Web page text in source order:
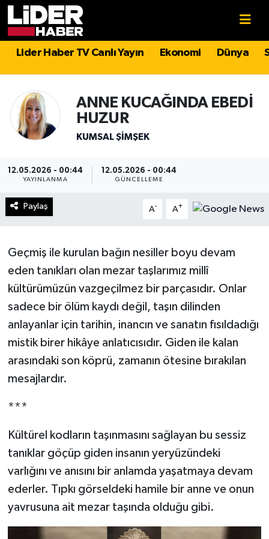
Lider Haber TV Canlı Yayın Ekonomi Dünya
ANNE KUCAĞINDA EBEDİ
HUZUR
KUMSAL ŞIMŞEK
12.05.2026 - 00:44
YAYINLANMA
12.05.2026 - 00:44
GÜNCELLEME
Paylaş A- A+
Geçmiş ile kurulan bağın nesiller boyu devam
eden tanıkları olan mezar taşlarımız millî
kültürümüzün vazgeçilmez bir parçasıdır. Onlar
sadece bir ölüm kaydı değil, taşın dilinden
anlayanlar için tarihin, inancın ve sanatın fısıldadığı
mistik birer hikâye anlatıcısıdır. Giden ile kalan
arasındaki son köprü, zamanın ötesine bırakılan
mesajlardır.
***
Kültürel kodların taşınmasını sağlayan bu sessiz
tanıklar göçüp giden insanın yeryüzündeki
varlığını ve anısını bir anlamda yaşatmaya devam
ederler. Tıpkı görseldeki hamile bir anne ve onun
yavrusuna ait mezar taşında olduğu gibi.
Politika
Asayiş
Dünya
Magazin
Spor
Teknoloji
Turizm
Kültür - Sanat
Lider Haber TV Canlı Yayın izle
Hava Durumu
İstanbul Namaz Vakitleri
Trafik Durumu
Süper Lig Puan Durumu ve Fikstür
Tüm Manşetler
Haber Arşivi